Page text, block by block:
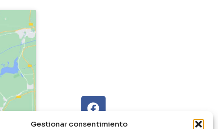
Gestionar consentimiento